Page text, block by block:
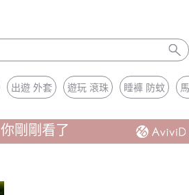
出遊 外套 遊玩 滾珠 睡褲 防蚊
你剛剛看了